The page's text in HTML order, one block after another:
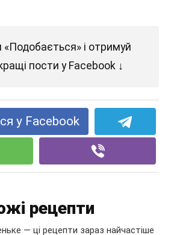
«Подобається» і отримуй
пости у Facebook ↓
у Facebook
рецепти
— ці рецепти зараз найчастіше